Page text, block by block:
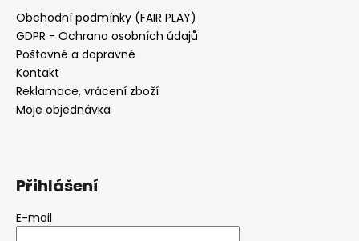
Obchodní podmínky (FAIR PLAY)
GDPR - Ochrana osobních údajů
Poštovné a dopravné
Kontakt
Reklamace, vrácení zboží
Moje objednávka
Přihlášení
E-mail